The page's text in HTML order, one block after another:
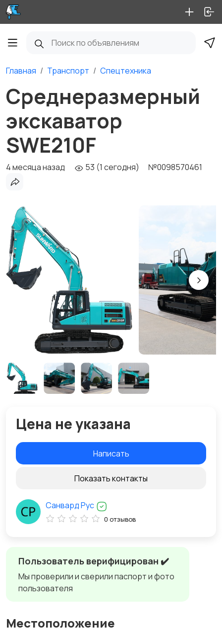
Главная Транспорт Спецтехника
Среднеразмерный
экскаватор
SWE210F
4 месяца назад 53 (1 сегодня) №0098570461
Пользователь верифицирован ✔️
Мы проверили и сверили паспорт и фото
пользователя
Местоположение
Цена не указана
Написать
Показать контакты
Санвард Рус
0 отзывов